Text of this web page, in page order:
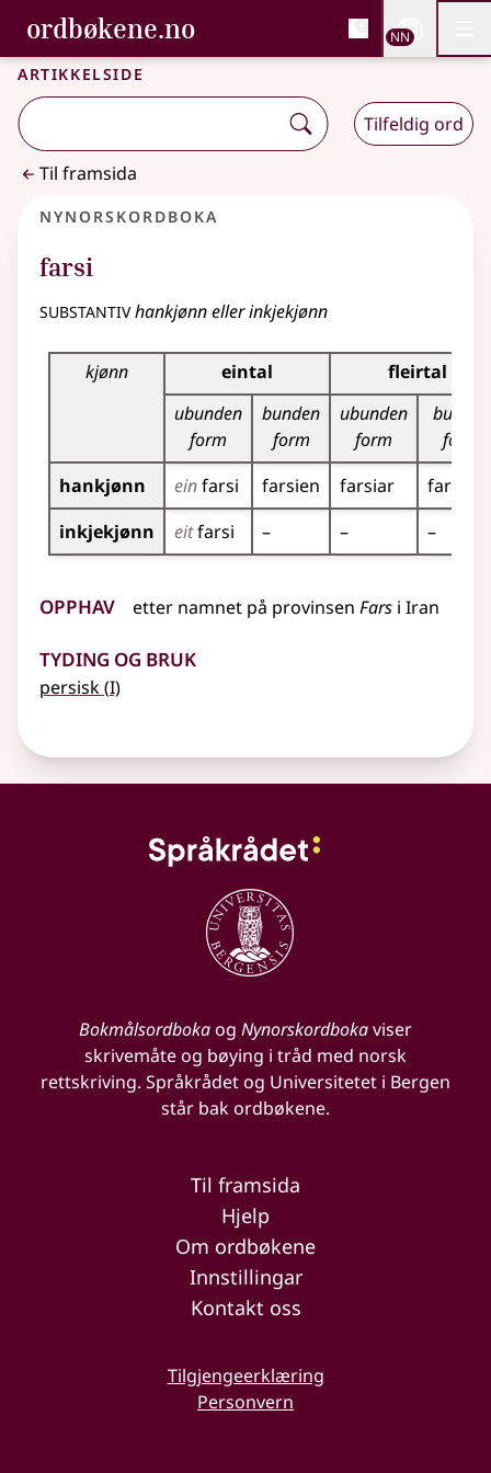
Gå til hovudinnhald
Tilgjenge
ordbøkene.no, Bokmålsordboka og
Bokmålsordboka og Nynorskordboka
NN
Artikkelside
Tilfeldig ord
Til framsida
Nynorskordboka
farsi
substantivhankjønn eller inkjekjønn
Bøyningstabell for dette substantivet
kjønn eintal
fleirtal
ubunden
form
bunden
form
ubunden
form
bunden
form
hankjønn
einfarsi farsien farsiar
inkjekjønn
eitfarsi – – –
Opphav etter namnet på provinsen Fars i Iran
Tyding og bruk
persisk(1
I)
Bokmålsordbokaog Nynorskordbokaviser
skrivemåte og bøying i tråd med norsk
rettskriving. Språkrådet og Universitetet i Bergen
står bak ordbøkene.
Til framsida
Hjelp
Om ordbøkene
Innstillingar
Kontakt oss
Tilgjengeerklæring
Personvern